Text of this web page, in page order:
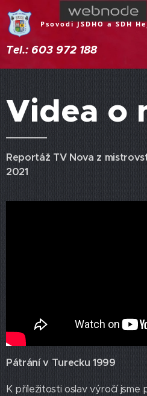
Psovodi JSDHO a SDH
Tel.: 603 972 188
Videa o
Reportáž TV Nova z
2021
Pátrání v Turecku 1999
K příležitosti oslav výročí jsme